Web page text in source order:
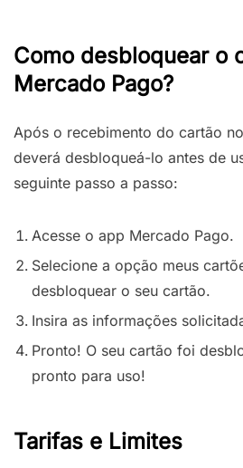
Como desbloquear o
Mercado Pago?
Após o recebimento do cartão
deverá desbloqueá-lo antes de
seguinte passo a passo:
Acesse o app Mercado Pago.
Selecione a opção meus
desbloquear o seu cartão.
Insira as informações
Pronto! O seu cartão foi
pronto para uso!
Tarifas e Limites